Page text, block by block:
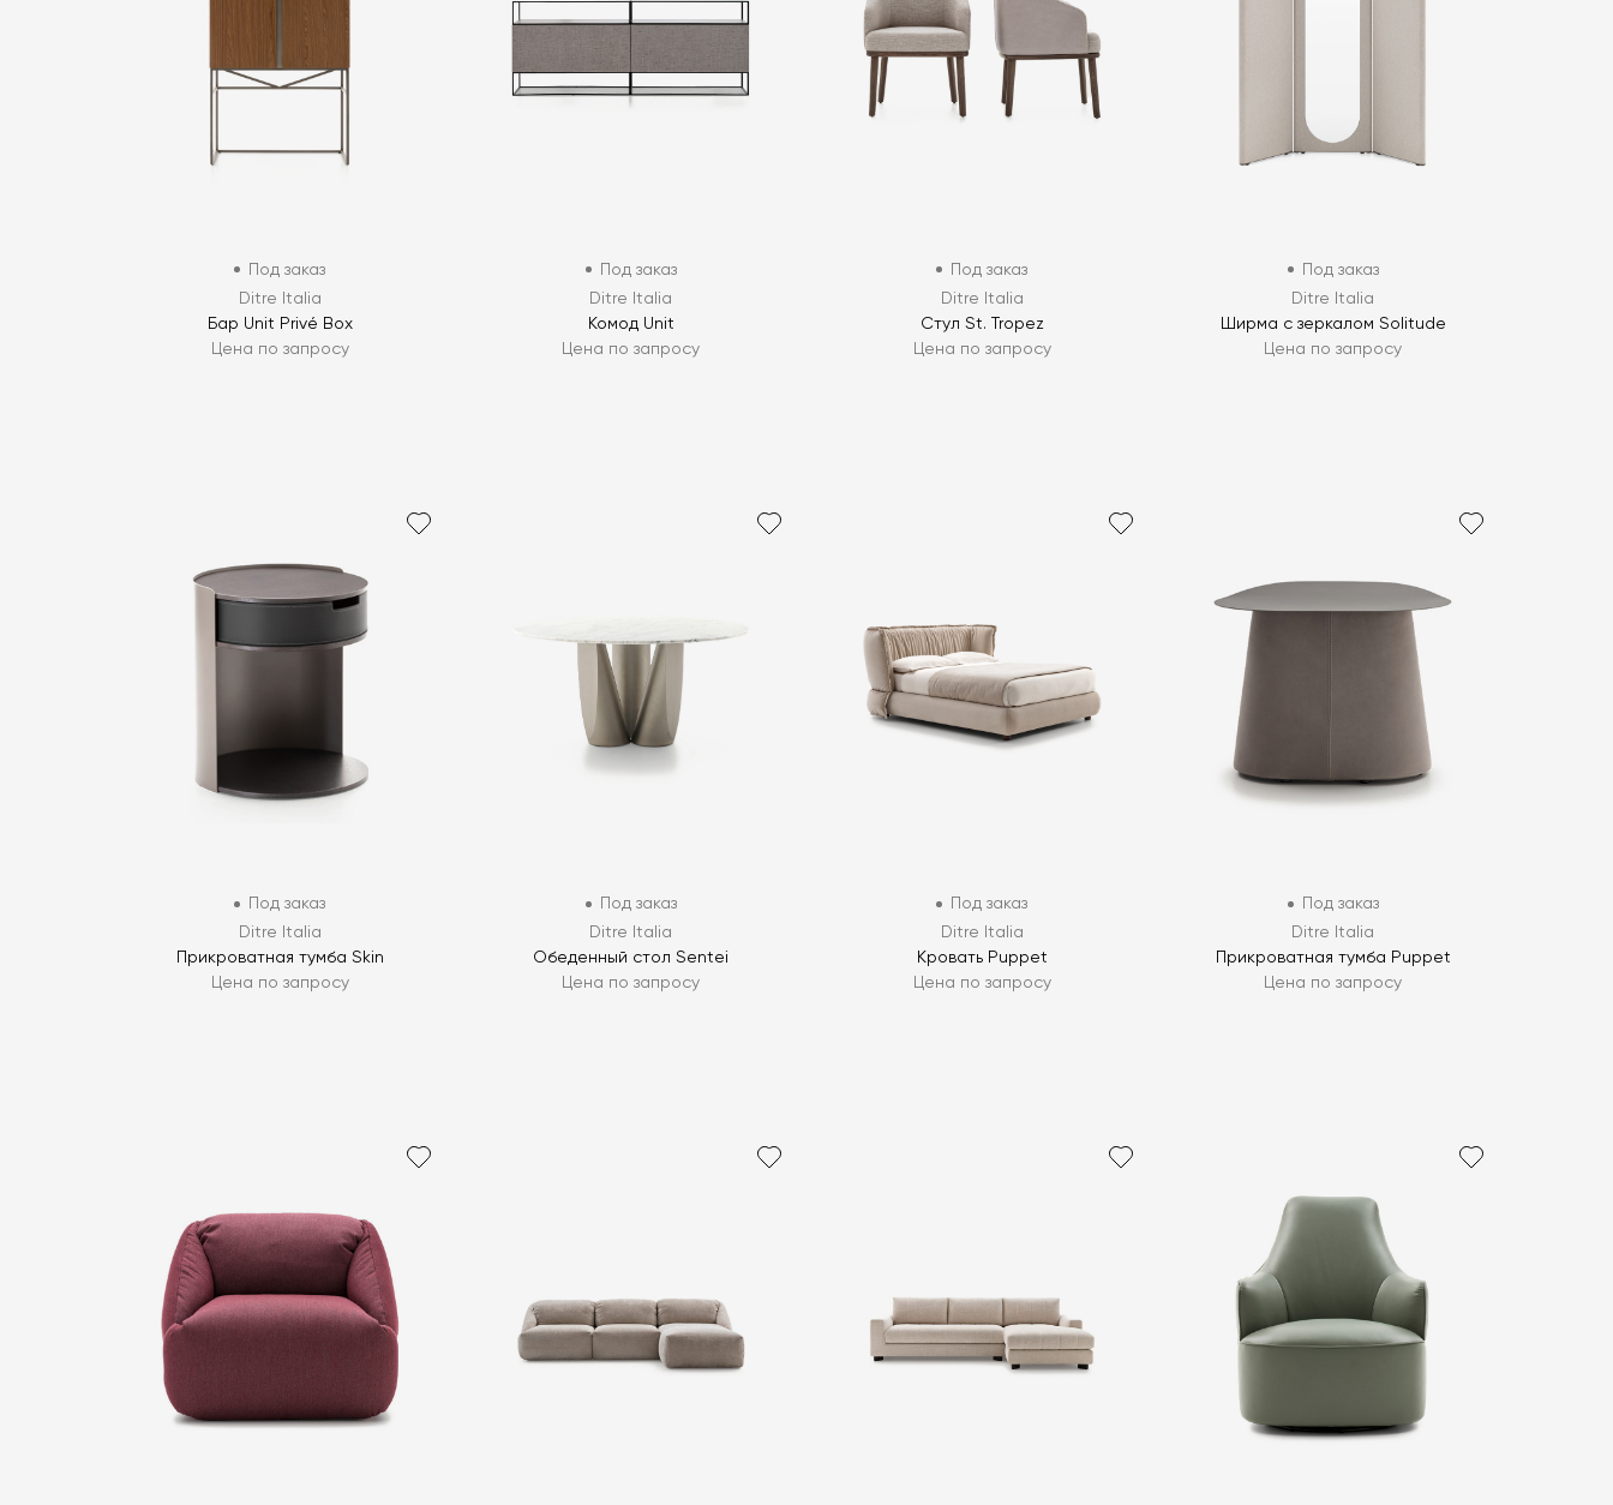
Под заказ
Ditre Italia
Бар Unit Privé Box
Цена по запросу
Под заказ
Ditre Italia
Комод Unit
Цена по запросу
Под заказ
Ditre Italia
Стул St. Tropez
Цена по запросу
Под заказ
Ditre Italia
Ширма с зеркалом Solitude
Цена по запросу
Под заказ
Ditre Italia
Прикроватная тумба Skin
Цена по запросу
Под заказ
Ditre Italia
Обеденный стол Sentei
Цена по запросу
Под заказ
Ditre Italia
Кровать Puppet
Цена по запросу
Под заказ
Ditre Italia
Прикроватная тумба Puppet
Цена по запросу